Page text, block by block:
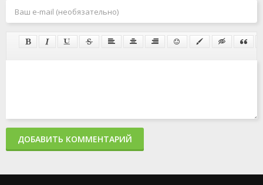
ДОБАВИТЬ КОММЕНТАРИЙ